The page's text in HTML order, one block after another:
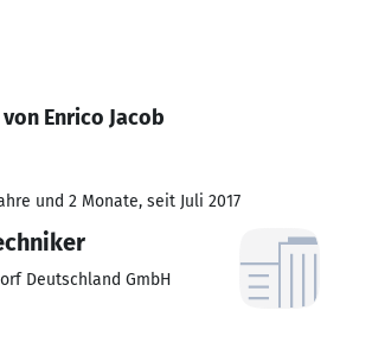
Enrico Jacob
und 2 Monate, seit Juli 2017
Deutschland GmbH